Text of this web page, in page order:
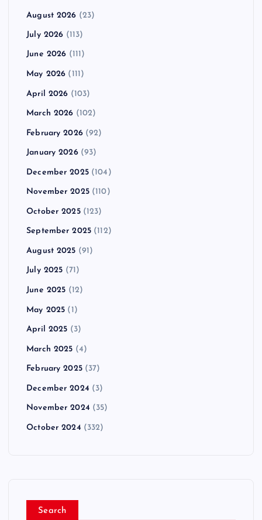
August 2026 (23)
July 2026 (113)
June 2026 (111)
May 2026 (111)
April 2026 (103)
March 2026 (102)
February 2026(92)
January 2026(93)
December 2025(104)
November 2025(110)
October 2025(123)
September 2025 (112)
August 2025 (91)
July 2025 (71)
June 2025 (12)
May 2025 (1)
April 2025 (3)
March 2025 (4)
February 2025(37)
December 2024 (3)
November 2024 (35)
October 2024 (332)
Search